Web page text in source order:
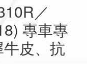
／
專車專
皮、抗